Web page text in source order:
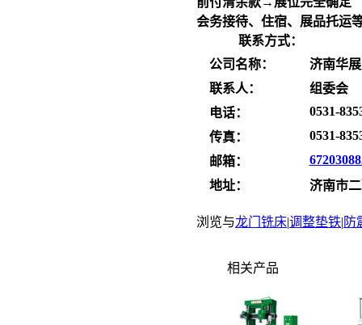
会务接待、住宿、展品托运
联系方式：
公司名称：
济南华
联系人：
组委会
电话：
0531-
传真：
0531-
邮箱：
地址：
济南市
浏览与龙门铣床|调整垫铁| 防
相关产品